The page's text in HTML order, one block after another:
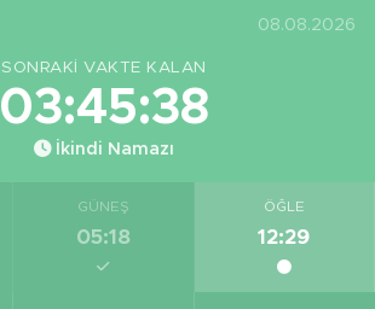
08.08.2026
SONRAKI VAKTE KALAN
03:45:37
İkindi Namazı
GÜNEŞ
05:18
ÖĞLE
12:29